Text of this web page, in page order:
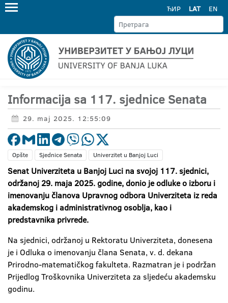
ЋИР LAT EN
Informacija sa 117. sjednice Senata
29. maj 2025. 12:55:09
Opšte Sjednice Senata Univerzitet u Banjoj Luci
Senat Univerziteta u Banjoj Luci na svojoj 117. sjednici,
održanoj 29. maja 2025. godine, donio je odluke o izboru i
imenovanju članova Upravnog odbora Univerziteta iz reda
akademskog i administrativnog osoblja, kao i
predstavnika privrede.
Na sjednici, održanoj u Rektoratu Univerziteta, donesena
je i Odluka o imenovanju člana Senata, v. d. dekana
Prirodno-matematičkog fakulteta. Razmatran je i podržan
Prijedlog Troškovnika Univerziteta za sljedeću akademsku
godinu.